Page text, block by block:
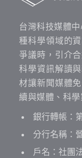
台灣科技媒體
種科學領域的
爭議時，引介
科學資訊解讀
材讓新聞媒體
續與媒體、科
銀行轉帳：
分行名稱：
戶名：社團